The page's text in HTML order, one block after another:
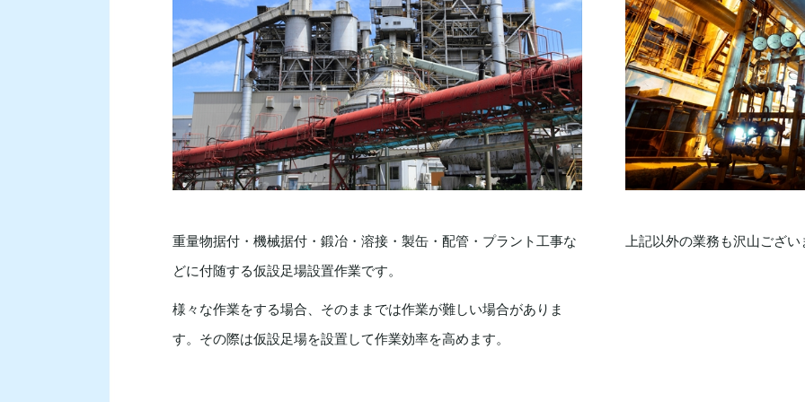
重量物据付・機械据付・鍛冶・溶接・製缶・配管・プラント工事な
どに付随する仮設足場設置作業です。
様々な作業をする場合、そのままでは作業が難しい場合がありま
す。その際は仮設足場を設置して作業効率を高めます。
上記以外の業務も沢山ござい